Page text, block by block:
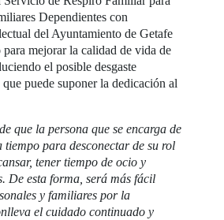
Dependientes con
del Ayuntamiento de Getafe
mejorar la calidad de vida de
el posible desgaste
puede suponer la dedicación al
que la persona que se encarga de
tiempo para desconectar de su rol
tener tiempo de ocio y
De esta forma, será más fácil
y familiares por la
el cuidado continuado y